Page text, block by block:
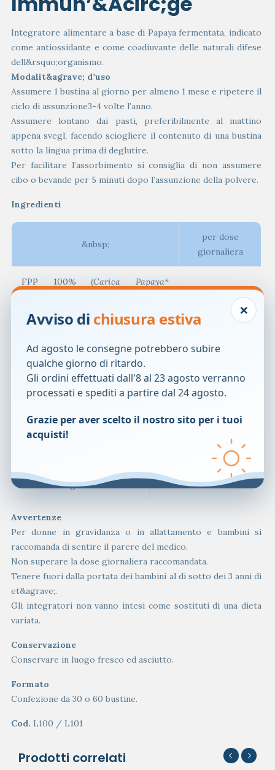
Integratore alimentare a base di Papaya fermentata, indicato
come antiossidante e come coadiuvante delle naturali difese
dell&rsquo;organismo.
Modalit&agrave; d’uso
Assumere 1 bustina al giorno per almeno 1 mese e ripetere il
ciclo di assunzione3-4 volte l’anno.
Assumere lontano dai pasti, preferibilmente al mattino
appena svegl, facendo sciogliere il contenuto di una bustina
sotto la lingua prima di deglutire.
Per facilitare l’assorbimento si consiglia di non assumere
cibo o bevande per 5 minuti dopo l’assunzione della polvere.
Ingredienti
&nbsp;
per dose
giornaliera
FPP 100% (Carica Papaya*
3 g
Non contiene zuccheri aggiunti, coloranti, conservanti e
additivi chimici.
Senzaglutine
Vegan.
Caratteristiche nutrizionali
per bustina
Valore energetico 11 kcal – 46 kJ
Avvertenze
Per donne in gravidanza o in allattamento e bambini si
raccomanda di sentire il parere del medico.
Non superare la dose giornaliera raccomandata.
Tenere fuori dalla portata dei bambini al di sotto dei 3 anni di
et&agrave;.
Gli integratori non vanno intesi come sostituti di una dieta
variata.
Conservazione
Conservare in luogo fresco ed asciutto.
Formato
Confezione da 30 o 60 bustine.
Cod. L100 / L101
Prodotti correlati
×
Avviso di chiusura estiva
Ad agosto le consegne potrebbero subire
qualche giorno di ritardo.
Gli ordini effettuati dall'8 al 23 agosto verranno
processati e spediti a partire dal 24 agosto.
Grazie per aver scelto il nostro sito per i tuoi
acquisti!